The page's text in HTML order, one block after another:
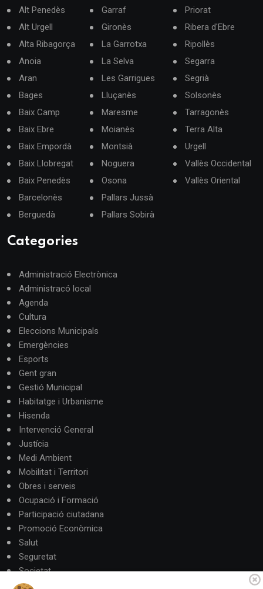
Alt Penedès
Alt Urgell
Alta Ribagorça
Anoia
Aran
Bages
Baix Camp
Baix Ebre
Baix Empordà
Baix Llobregat
Baix Penedès
Barcelonès
Berguedà
Garraf
Gironès
La Garrotxa
La Selva
Les Garrigues
Lluçanès
Maresme
Moianès
Montsià
Noguera
Osona
Pallars Jussà
Pallars Sobirà
Priorat
Ribera d'Ebre
Ripollès
Segarra
Segrià
Solsonès
Tarragonès
Terra Alta
Urgell
Vallès Occidental
Vallès Oriental
Categories
Administració Electrònica
Administracó local
Agenda
Cultura
Eleccions Municipals
Emergències
Esports
Gent gran
Gestió Municipal
Habitatge i Urbanisme
Hisenda
Intervenció General
Justícia
Medi Ambient
Mobilitat i Territori
Obres i serveis
Ocupació i Formació
Participació ciutadana
Promoció Econòmica
Salut
Seguretat
Societat
Turisme